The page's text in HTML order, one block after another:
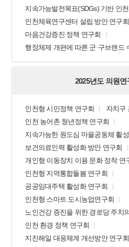
지속가능발전목표(SDGs) 기반 인
인천체육연구센터 설립 방안 연구회
마음건강증진 정책 연구회
행정체제 개편에 따른 군·구브랜드
2025년도 의원연
인천형 시민정책 연구회
자치구
인천 농어촌 청년정책 연구회
지속가능한 원도심 마을공동체 활
보건의료인력 활성화 방안 연구회
개인형 이동장치 이용 문화 정착 연
인천형 지역통합돌봄 연구회
공공임대주택 활성화 연구회
인천형 스마트 도시농업연구회
노인건강 증진을 위한 경로당 주치
인천 환경 정책 연구회
지진해일 대응체계 개선방안 연구회